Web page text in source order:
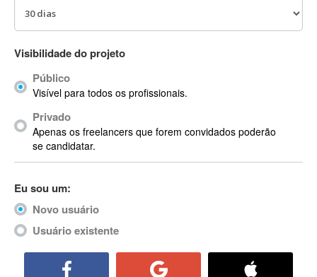
AccountMate
Acrobat
Acrobat X
Acronis
ACT
ActionScript
ActionScript 3
Active Directory
Visibilidade do projeto
Público
Visível para todos os profissionais.
Privado
Apenas os freelancers que forem convidados poderão
se candidatar.
Eu sou um:
Novo usuário
Usuário existente